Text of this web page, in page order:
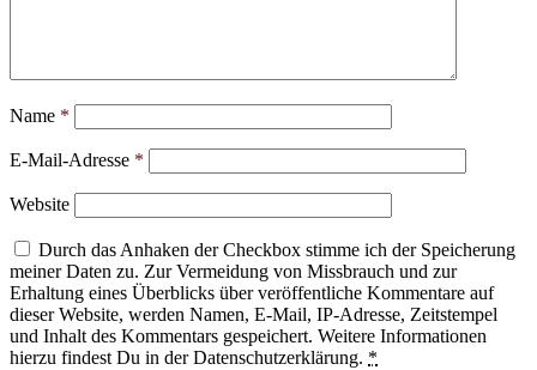
Name *
E-Mail-Adresse *
Website
Durch das Anhaken der Checkbox stimme ich der Speicherung
meiner Daten zu. Zur Vermeidung von Missbrauch und zur
Erhaltung eines Überblicks über veröffentliche Kommentare auf
dieser Website, werden Namen, E-Mail, IP-Adresse, Zeitstempel
und Inhalt des Kommentars gespeichert. Weitere Informationen
hierzu findest Du in der Datenschutzerklärung. *